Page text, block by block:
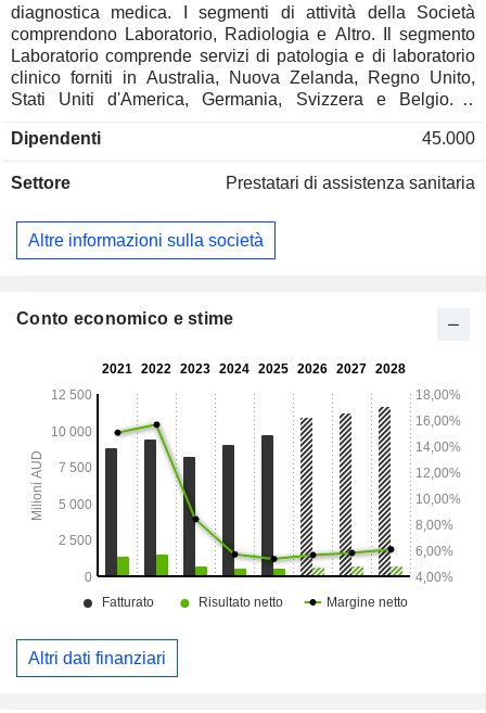
diagnostica medica. I segmenti di attività della Società
comprendono Laboratorio, Radiologia e Altro. Il segmento
Laboratorio comprende servizi di patologia e di laboratorio
clinico forniti in Australia, Nuova Zelanda, Regno Unito,
Stati Uniti d'America, Germania, Svizzera e Belgio. Il
immagini forniti in Australia. Il segmento Altro comprende le
servizi di medicina del lavoro (Sonic HealthPlus) e altre
della Società (Sonic Clinical Services) è un operatore di
centri medici (con il marchio Independent Practitioner
in collaborazione con circa 2.000 medici di base che
Dipendenti 45.000
Settore Prestatari di assistenza sanitaria
Altre informazioni sulla società
Conto economico e stime
Altri dati finanziari